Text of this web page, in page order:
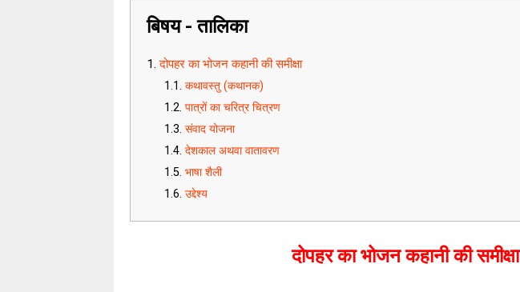
बिषय - तालिका
दोपहर का भोजन कहानी की समीक्षा
कथावस्तु (कथानक)
पात्रों का चरित्र चित्रण
संवाद योजना
देशकाल अथवा वातावरण
भाषा शैली
उद्देश्य
दोपहर का भोजन कहानी की समीक्षा